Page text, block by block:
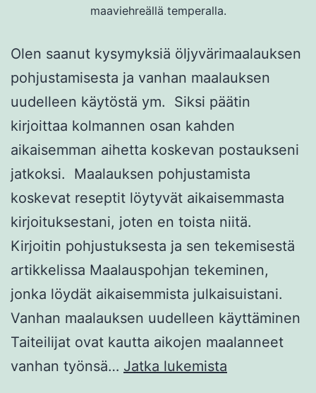
maaviehreällä temperalla.
Olen saanut kysymyksiä öljyvärimaalauksen
pohjustamisesta ja vanhan maalauksen
uudelleen käytöstä ym. Siksi päätin
kirjoittaa kolmannen osan kahden
aikaisemman aihetta koskevan postaukseni
jatkoksi. Maalauksen pohjustamista
koskevat reseptit löytyvät aikaisemmasta
kirjoituksestani, joten en toista niitä.
Kirjoitin pohjustuksesta ja sen tekemisestä
artikkelissa Maalauspohjan tekeminen,
jonka löydät aikaisemmista julkaisuistani.
Vanhan maalauksen uudelleen käyttäminen
Taiteilijat ovat kautta aikojen maalanneet
vanhan työnsä… Jatka lukemista